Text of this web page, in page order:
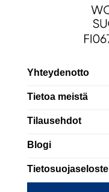
Yhteydenotto
Tietoa meistä
Tilausehdot
Blogi
Tietosuojaseloste